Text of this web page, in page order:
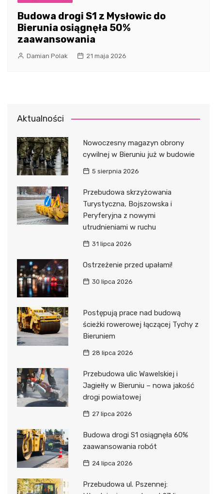
Budowa drogi S1 z Mysłowic do
Bierunia osiągnęła 50%
zaawansowania
Damian Polak 21 maja 2026
Aktualności
Nowoczesny magazyn obrony
cywilnej w Bieruniu już w budowie
5 sierpnia 2026
Przebudowa skrzyżowania
Turystyczna, Bojszowska i
Peryferyjna z nowymi
utrudnieniami w ruchu
31 lipca 2026
Ostrzeżenie przed upałami!
30 lipca 2026
Postępują prace nad budową
ścieżki rowerowej łączącej Tychy z
Bieruniem
28 lipca 2026
Przebudowa ulic Wawelskiej i
Jagiełły w Bieruniu – nowa jakość
drogi powiatowej
27 lipca 2026
Budowa drogi S1 osiągnęła 60%
zaawansowania robót
24 lipca 2026
Przebudowa ul. Pszennej: